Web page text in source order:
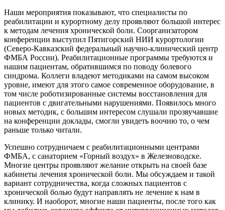
Наши мероприятия показывают, что специалисты по
реабилитации и курортному делу проявляют большой интерес
к методам лечения хронической боли. Соорганизатором
конференции выступил Пятигорский НИИ курортологии
(Северо-Кавказский федеральный научно-клинический центр
ФМБА России). Реабилитационные программы требуются и
нашим пациентам, обратившимся по поводу болевого
синдрома. Коллеги владеют методиками на самом высоком
уровне, имеют для этого самое современное оборудование, в
том числе роботизированные системы восстановления для
пациентов с двигательными нарушениями. Появилось много
новых методик, с большим интересом слушали прозвучавшие
на конференции доклады, смогли увидеть воочию то, о чем
раньше только читали.
Успешно сотрудничаем с реабилитационными центрами
ФМБА, с санаторием «Горный воздух» в Железноводске.
Многие центры проявляют желание открыть на своей базе
кабинеты лечения хронической боли. Мы обсуждаем и такой
вариант сотрудничества, когда сложных пациентов с
хронической болью будут направлять не лечение к нам в
клинику. И наоборот, многие наши пациенты, после того как